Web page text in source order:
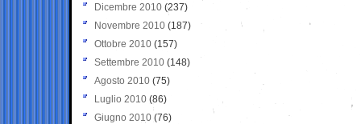
Dicembre 2010 (237)
Novembre 2010 (187)
Ottobre 2010 (157)
Settembre 2010 (148)
Agosto 2010 (75)
Luglio 2010 (86)
Giugno 2010 (76)